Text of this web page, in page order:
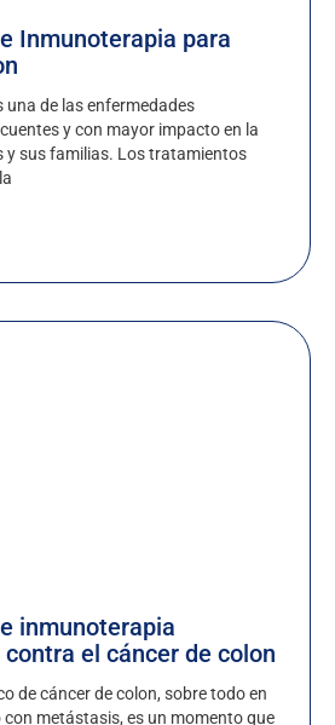
Inmunoterapia para
una de las enfermedades
y con mayor impacto en la
y sus familias. Los tratamientos
inmunoterapia
el cáncer de colon
de cáncer de colon, sobre todo en
metástasis, es un momento que